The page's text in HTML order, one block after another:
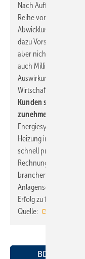
Nach Auffassung des
Reihe von
Abwicklung der
dazu Vorschläge der
aber nicht nur die
auch Millionen
Auswirkungen auf
Wirtschaftlichkeit.
Kunden sind nicht
zunehmend auch
Energiesystem“, sagt
Heizung im BDH.
schnell
Rechnung tragen und
Anlagenseite finden
Erfolg zu führen“.
Quelle:
BDH-